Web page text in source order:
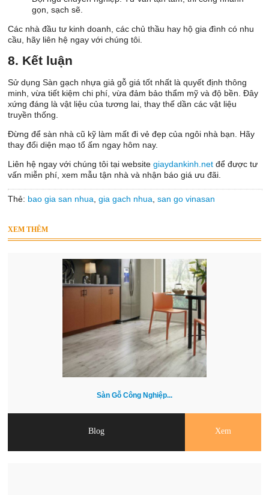
gọn, sạch sẽ.
Các nhà đầu tư kinh doanh, các chủ thầu hay hộ gia đình có nhu
cầu, hãy liên hệ ngay với chúng tôi.
8. Kết luận
Sử dụng Sàn gạch nhựa giả gỗ giá tốt nhất là quyết định thông
minh, vừa tiết kiệm chi phí, vừa đảm bảo thẩm mỹ và độ bền. Đây
xứng đáng là vật liệu của tương lai, thay thế dần các vật liệu
truyền thống.
Đừng để sàn nhà cũ kỹ làm mất đi vẻ đẹp của ngôi nhà bạn. Hãy
thay đổi diện mạo tổ ấm ngay hôm nay.
Liên hệ ngay với chúng tôi tại websitegiaydankinh.net để được tư
vấn miễn phí, xem mẫu tận nhà và nhận báo giá ưu đãi.
Thẻ: bao gia san nhua ,gia gach nhua ,san go vinasan
XEM THÊM
Sàn Gỗ Công Nghiệp...
Blog Xem